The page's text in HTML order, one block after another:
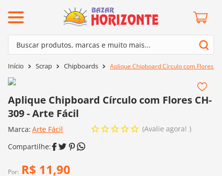
Buscar produtos, marcas e muito mais...
Scrap Chipboards Aplique Chipboard Círculo com Flores
Aplique Chipboard Círculo com Flores CH-
309 - Arte Fácil
Marca: Arte Fácil Avalie agora!
Por: R$ 11,90
Termos mais buscados
3º kit amigurumi
4º agulha crochê
5º fio amigurumi
mais buscados
barroco
mollet
kit amigurumi
agulha crochê
fio amigurumi
euroroma